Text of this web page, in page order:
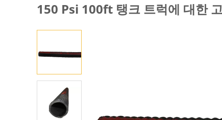
150 Psi 100ft 탱크 트럭에 대한